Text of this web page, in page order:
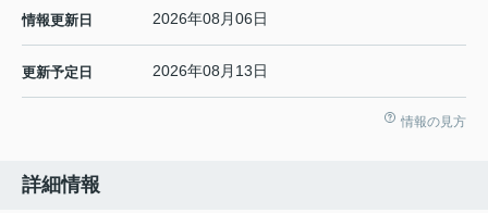
情報更新日 2026年08月06日
更新予定日 2026年08月13日
情報の見方
詳細情報